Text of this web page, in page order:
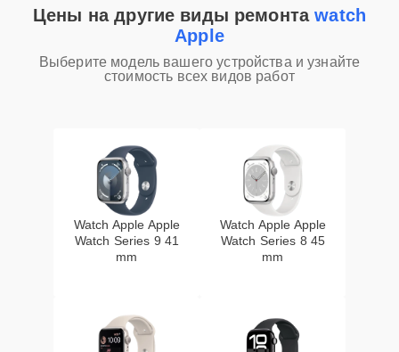
Цены на другие виды ремонтаwatch
Apple
Выберите модель вашего устройства и узнайте
стоимость всех видов работ
Watch Apple Apple
Watch Series 9 41
mm
Watch Apple Apple
Watch Series 8 45
mm